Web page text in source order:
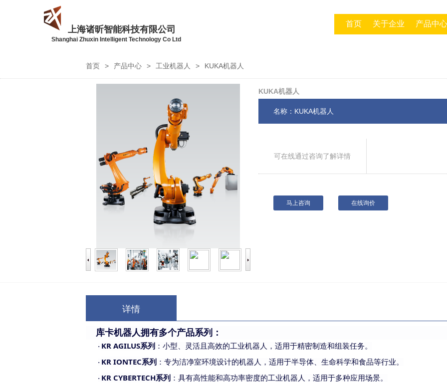
上海诸昕智能科技有限公司
Shanghai Zhuxin Intelligent Technology Co Ltd
TEL: 86-150-2676-797086-150-2676-
首页 关于企业 产品中心
首页 > 产品中心 > 工业机器人 > KUKA机器人
KUKA机器人
名称：KUKA机器人
可在线通过咨询了解详情
马上咨询 在线询价
详情
库卡机器人拥有多个产品系列：
· KR AGILUS系列 ：小型、灵活且高效的工业机器人，适用于精密制造和组装任务。
· KR IONTEC系列 ：专为洁净室环境设计的机器人，适用于半导体、生命科学和食品等行业。
· KR CYBERTECH系列 ：具有高性能和高功率密度的工业机器人，适用于多种应用场景。